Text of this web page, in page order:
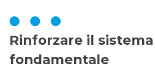
Rinforzare il
fondamentale